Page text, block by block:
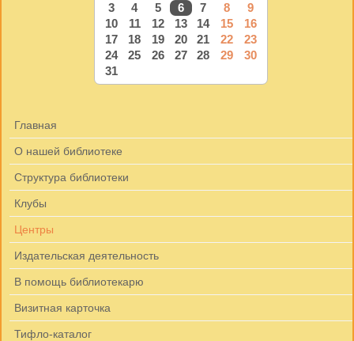
3
4 5 6 7 8
9
10
11 12 13 14 15
16
17
18 19 20 21 22
23
24
25 26 27 28 29
30
31
Главная
О нашей библиотеке
Структура библиотеки
Клубы
Центры
Издательская деятельность
В помощь библиотекарю
Визитная карточка
Тифло-каталог